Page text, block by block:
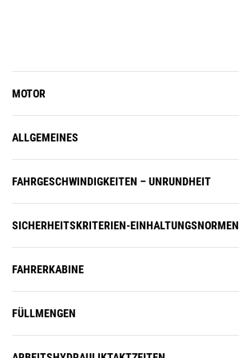
MOTOR
ALLGEMEINES
FAHRGESCHWINDIGKEITEN – UNRUNDHEIT
SICHERHEITSKRITERIEN-EINHALTUNGSNORMEN
FAHRERKABINE
FÜLLMENGEN